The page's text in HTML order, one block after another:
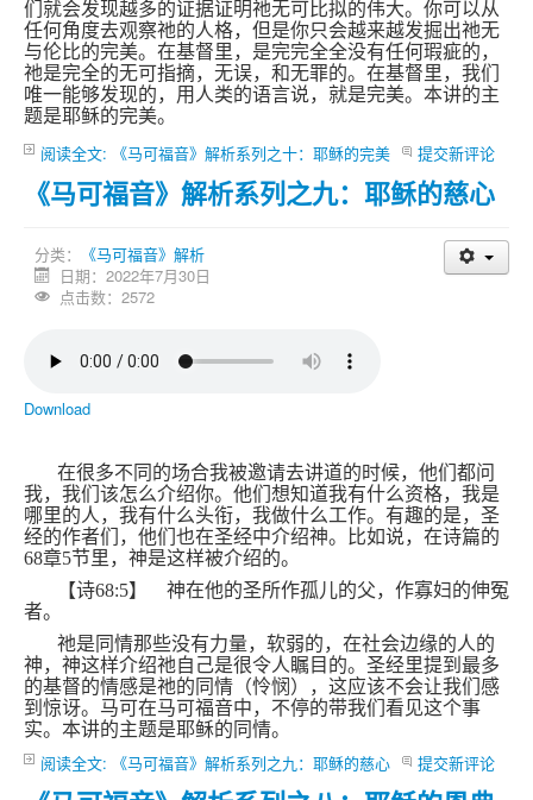
们就会发现越多的证据证明祂无可比拟的伟大。你可以从
任何角度去观察祂的人格，但是你只会越来越发掘出祂无
与伦比的完美。在基督里，是完完全全没有任何瑕疵的，
祂是完全的无可指摘，无误，和无罪的。在基督里，我们
唯一能够发现的，用人类的语言说，就是完美。本讲的主
题是耶稣的完美。
阅读全文: 《马可福音》解析系列之十：耶稣的完美 提交新评论
《马可福音》解析系列之九：耶稣的慈心
分类：
《马可福音》解析
日期：2022年7月30日
点击数：2572
Download
在很多不同的场合我被邀请去讲道的时候，他们都问
我，我们该怎么介绍你。他们想知道我有什么资格，我是
哪里的人，我有什么头衔，我做什么工作。有趣的是，圣
经的作者们，他们也在圣经中介绍神。比如说，在诗篇的
68章5节里，神是这样被介绍的。
【诗68:5】 神在他的圣所作孤儿的父，作寡妇的伸冤
者。
祂是同情那些没有力量，软弱的，在社会边缘的人的
神，神这样介绍祂自己是很令人瞩目的。圣经里提到最多
的基督的情感是祂的同情（怜悯），这应该不会让我们感
到惊讶。马可在马可福音中，不停的带我们看见这个事
实。本讲的主题是耶稣的同情。
阅读全文: 《马可福音》解析系列之九：耶稣的慈心 提交新评论